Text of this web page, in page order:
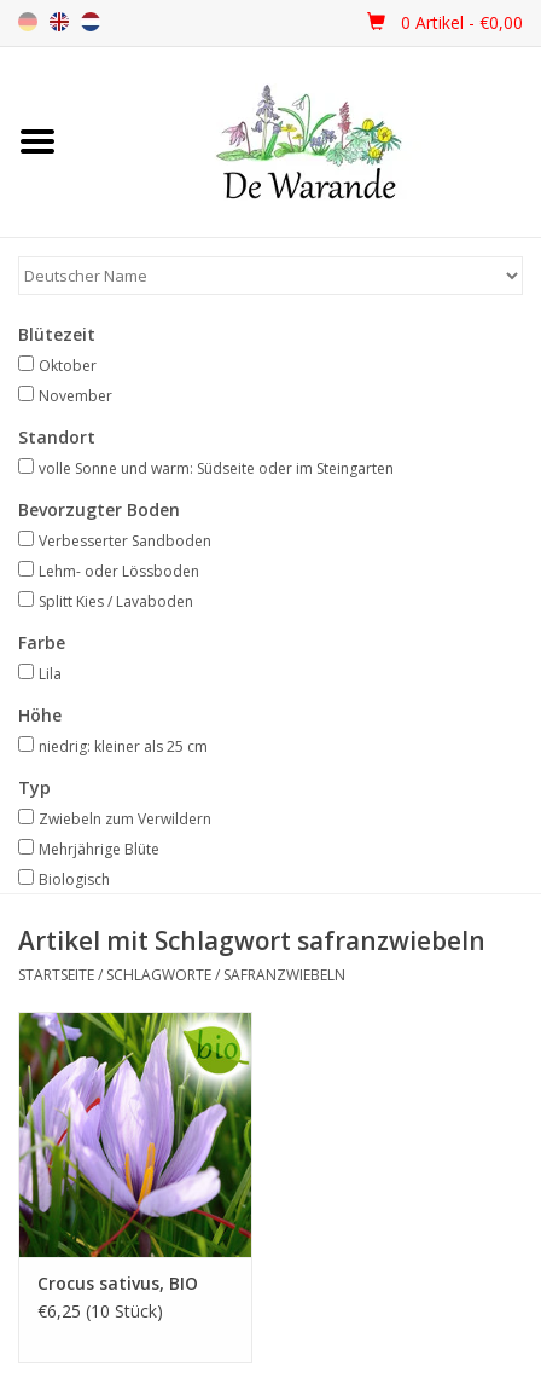
0 Artikel - €0,00
Startseite
Frühjahrsblüher
Sommerblüher
Herbstblüher
Angebote
Beratung
Unser Garten!
Neuigkeiten
Blütezeit
Oktober
November
Standort
volle Sonne und warm: Südseite oder im Steingarten
Bevorzugter Boden
Verbesserter Sandboden
Lehm- oder Lössboden
Splitt Kies / Lavaboden
Farbe
Lila
Höhe
niedrig: kleiner als 25 cm
Typ
Zwiebeln zum Verwildern
Mehrjährige Blüte
Biologisch
Artikel mit Schlagwort safranzwiebeln
STARTSEITE/ SCHLAGWORTE/ SAFRANZWIEBELN
Crocus sativus, BIO
€6,25 (10 Stück)